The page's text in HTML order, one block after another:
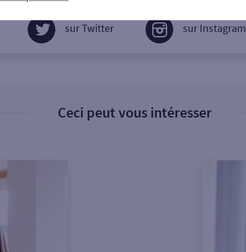
sur Twitter sur Instagram
Ceci peut vous intéresser